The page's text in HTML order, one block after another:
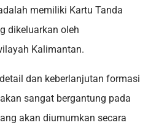
memiliki Kartu Tanda
dikeluarkan oleh
Kalimantan.
dan keberlanjutan formasi
sangat bergantung pada
akan diumumkan secara